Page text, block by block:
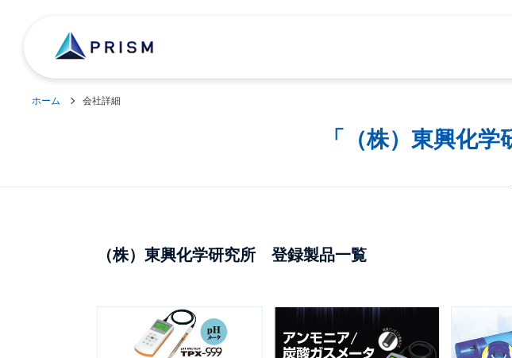
ホーム 会社詳細
「（株）東興化
（株）東興化学研究所 登録製品一覧